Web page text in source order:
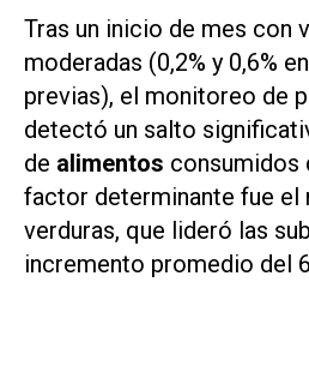
Tras un inicio de mes con
moderadas (0,2% y 0,6%
previas), el monitoreo de
detectó un salto
de alimentos consumidos
factor determinante fue el
verduras, que lideró las
incremento promedio del